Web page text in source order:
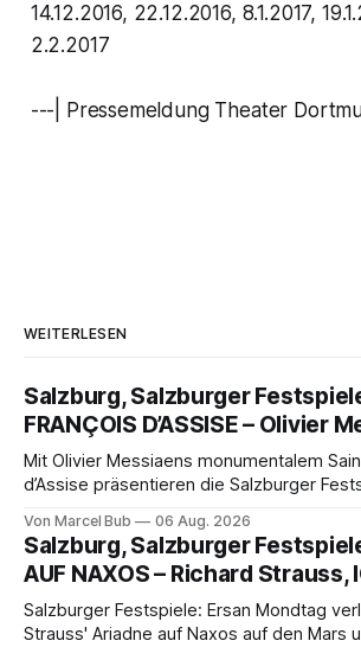
14.12.2016, 22.12.2016, 8.1.2017,
2.2.2017
---| Pressemeldung Theater
WEITERLESEN
Salzburg, Salzburger
FRANÇOIS D’ASSISE – Olivier
Mit Olivier Messiaens monumentalem
d’Assise präsentieren die Salzburger
eine bildgewaltige Inszenierung, Maxime
die komplexe Partitur eindrucksvoll,
Franziskus.
Von Marcel Bub 06 Aug. 2026
Salzburg, Salzburger
AUF NAXOS – Richard Strauss,
Salzburger Festspiele: Ersan Mondtag
Strauss' Ariadne auf Naxos auf den Mars